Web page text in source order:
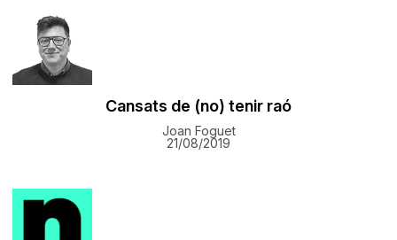
Cansats de (no) tenir raó
Joan Foguet
21/08/2019